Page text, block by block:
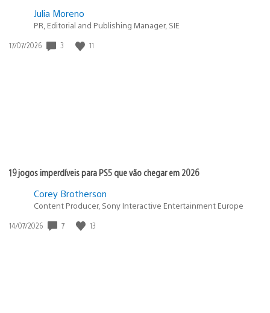
Julia Moreno
PR, Editorial and Publishing Manager, SIE
Data
17/07/2026 3 11
19 jogos imperdíveis para PS5 que vão chegar em 2026
Corey Brotherson
Content Producer, Sony Interactive Entertainment Europe
Data
14/07/2026 7 13